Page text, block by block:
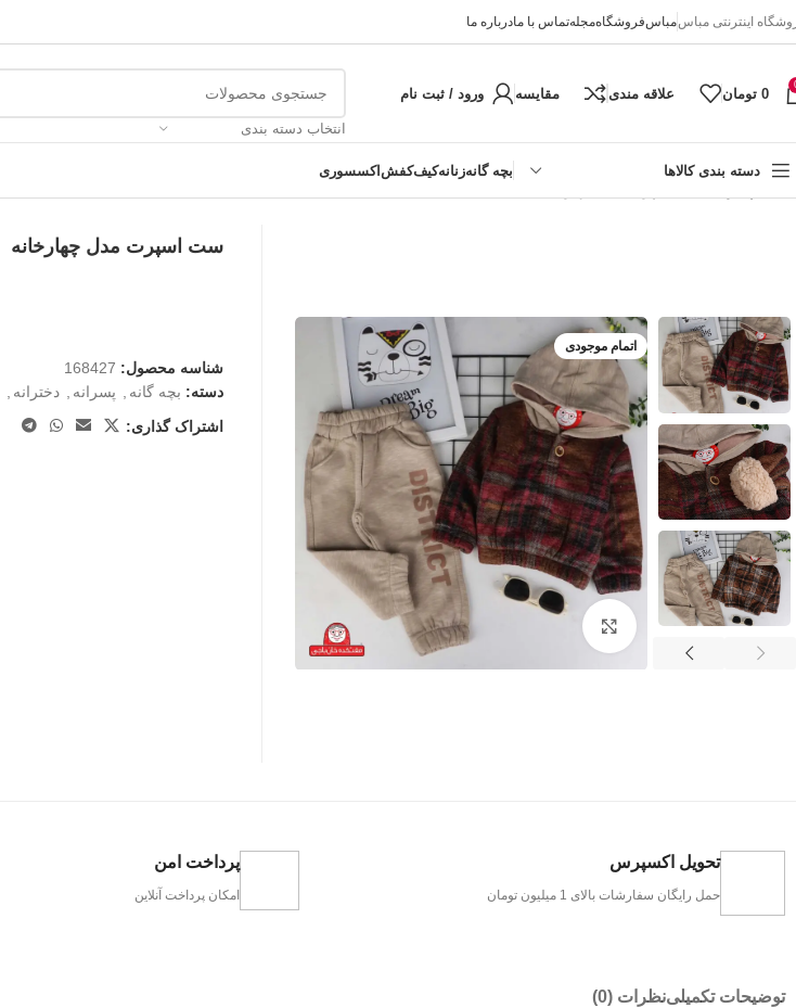
اینترنتی مباسمباسفروشگاهمجلهتماس با مادرباره ما
0 تومان علاقه مندی مقایسه ورود / ثبت نام
انتخاب دسته بندی
دسته بندی کالاها
نوزادی
بچه گانهزنانهکیفکفشاکسسوری
اتمام موجودی
ست اسپرت مدل چهارخانه
شناسه محصول: 168427
دسته: بچه گانه پسرانه دخترانه
اشتراک گذاری:
تحویل اکسپرس
حمل رایگان سفارشات بالای 1 میلیون تومان
پرداخت امن
امکان پرداخت آنلاین
توضیحات تکمیلینظرات (0)